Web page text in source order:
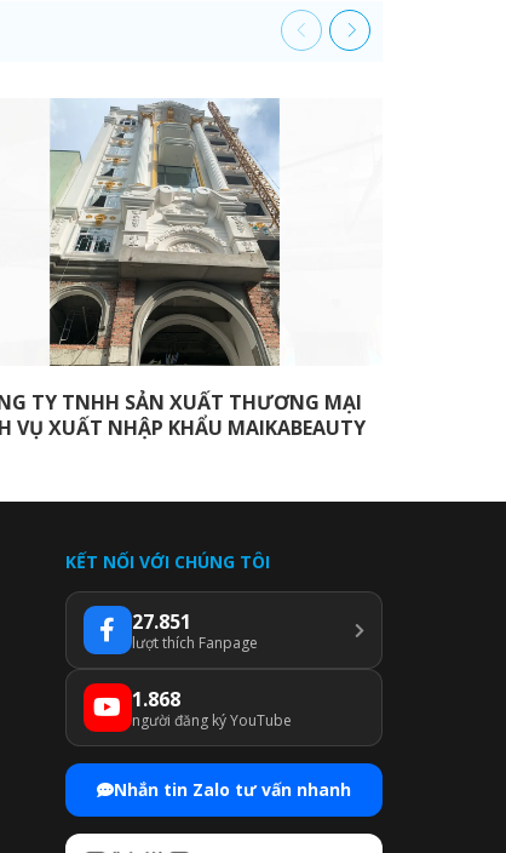
TY TNHH SẢN XUẤT THƯƠNG MẠI
VỤ XUẤT NHẬP KHẨU MAIKABEAUTY
KẾT NỐI VỚI CHÚNG TÔI
27.851
lượt thích Fanpage
1.868
người đăng ký YouTube
Nhắn tin Zalo tư vấn nhanh